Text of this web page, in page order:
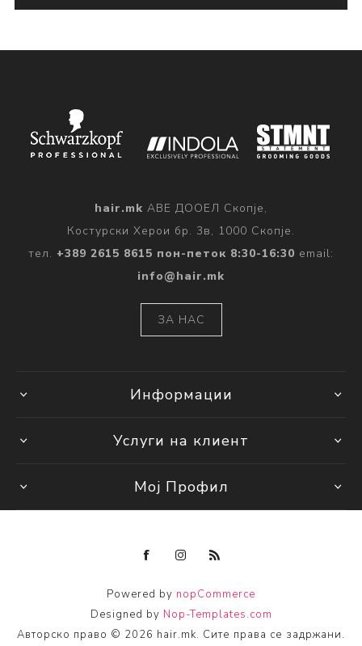
hair.mk АВЕ ДООЕЛ Скопје,
Костурски Херои бр. 3в, 1000 Скопје.
тел. +389 2615 8615 пон-петок 8:30-16:30 email:
info@hair.mk
ЗА НАС
Информации
Услуги на клиент
Мој Профил
Powered by nopCommerce
Designed by Nop-Templates.com
Авторско право © 2026 hair.mk. Сите права се задржани.